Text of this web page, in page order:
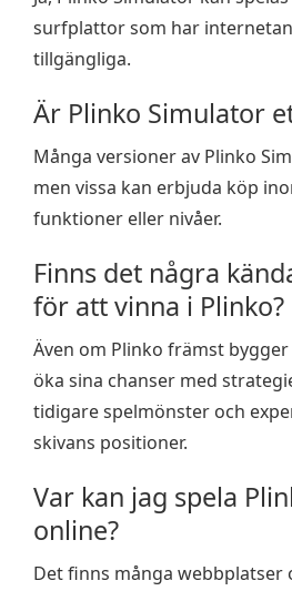
surfplattor som har
tillgängliga.
Är Plinko Simulator
Många versioner av Plinko
men vissa kan erbjuda köp
funktioner eller nivåer.
Finns det några
för att vinna i Plinko?
Även om Plinko främst
öka sina chanser med
tidigare spelmönster och
skivans positioner.
Var kan jag spela
online?
Det finns många webbplatser